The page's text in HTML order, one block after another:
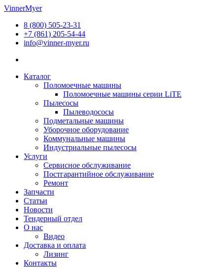
Перейти
содержимому
VinnerMyer
8 (800) 505-23-31
+7 (861) 205-54-44
info@vinner-myer.ru
Каталог
Поломоечные машины
Поломоечные машины серии LiTE
Пылесосы
Пылеводососы
Подметальные машины
Уборочное оборудование
Коммунальные машины
Индустриальные пылесосы
Услуги
Сервисное обслуживание
Постгарантийное обслуживание
Ремонт
Запчасти
Статьи
Новости
Тендерный отдел
О нас
Видео
Доставка и оплата
Лизинг
Контакты